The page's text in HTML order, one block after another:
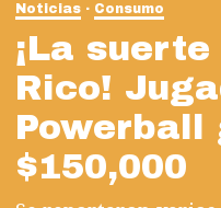
Noticias Consumo
¡La
Rico!
Powerball
$150,000